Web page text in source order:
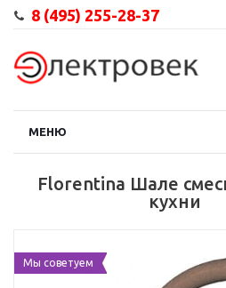
8 (495) 255-28-37
МЕНЮ
Florentina Шале
кухни
Мы советуем